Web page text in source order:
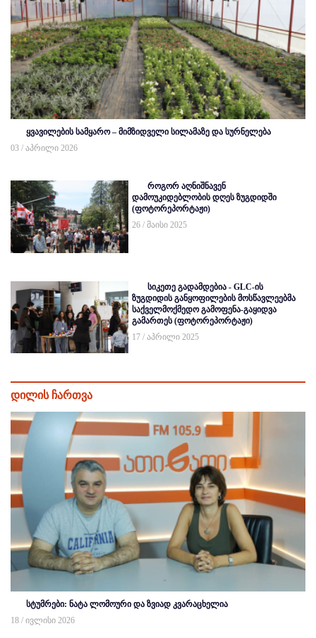
ყვავილების სამყარო – მიმზიდველი სილამაზე და სურნელება
03 / აპრილი 2026
როგორ აღნიშნავენ
დამოუკიდებლობის დღეს ზუგდიდში
(ფოტორეპორტაჟი)
26 / მაისი 2025
სიკეთე გადამდებია - GLC-ის
ზუგდიდის განყოფილების მოსწავლეებმა
საქველმოქმედო გამოფენა-გაყიდვა
გამართეს (ფოტორეპორტაჟი)
17 / აპრილი 2025
დილის ჩართვა
სტუმრები: ნატა ლომოური და ზვიად კვარაცხელია
18 / ივლისი 2026